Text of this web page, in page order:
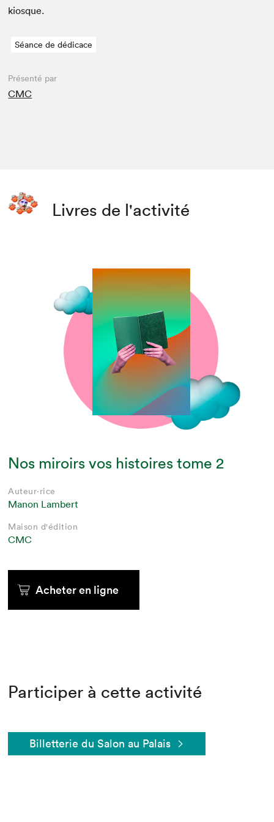
kiosque.
Séance de dédicace
Présenté par
CMC
Livres de l'activité
Nos miroirs vos histoires tome 2
Auteur·rice
Manon Lambert
Maison d'édition
CMC
Acheter en ligne
Participer à cette activité
Billetterie du Salon au Palais